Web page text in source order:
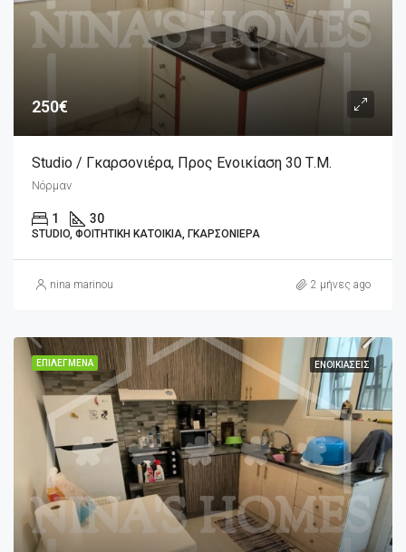
250€
Studio / Γκαρσονιέρα, Προς Ενοικίαση 30 Τ.μ.
Νόρμαν
1 30
STUDIO, ΦΟΙΤΗΤΙΚΉ ΚΑΤΟΙΚΊΑ, ΓΚΑΡΣΟΝΙΈΡΑ
nina marinou 2 μήνες ago
ΕΠΙΛΕΓΜΈΝΑ ΕΝΟΙΚΙΆΣΕΙΣ